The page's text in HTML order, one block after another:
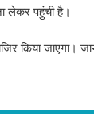
लेकर पहुंची है।
किया जाएगा।